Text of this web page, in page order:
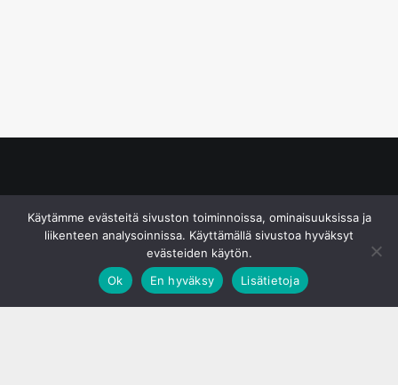
Käytämme evästeitä sivuston toiminnoissa, ominaisuuksissa ja
liikenteen analysoinnissa. Käyttämällä sivustoa hyväksyt
evästeiden käytön.
Ok
En hyväksy Lisätietoja